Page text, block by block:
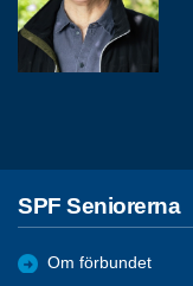
SPF Seniorerna
Om förbundet